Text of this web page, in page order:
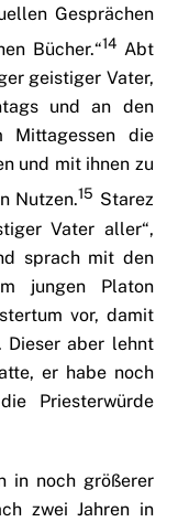
Gesprächen
Bücher.“14Abt
geistiger Vater,
und an den
Mittagessen die
und mit ihnen zu
Nutzen.15 Starez
Vater aller“,
sprach mit den
jungen Platon
vor, damit
Dieser aber lehnt
er habe noch
Priesterwürde
in noch größerer
zwei Jahren in